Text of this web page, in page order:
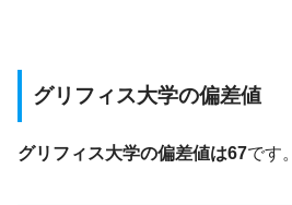
グリフィス大学の偏差値
グリフィス大学の偏差値は67です。